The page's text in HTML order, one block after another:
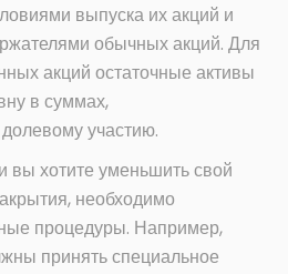
выпуска их акций и
обычных акций. Для
акций остаточные активы
в суммах,
участию.
вы хотите уменьшить свой
необходимо
процедуры. Например,
принять специальное